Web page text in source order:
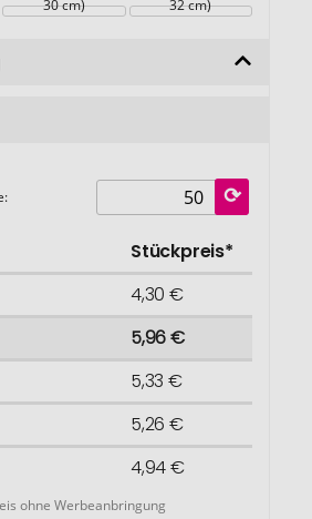
30 cm) 32 cm)
Stückpreis*
4,30 €
5,96 €
5,33 €
5,26 €
4,94 €
ohne Werbeanbringung